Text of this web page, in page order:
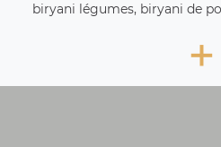
biryani légumes, biryani de
+